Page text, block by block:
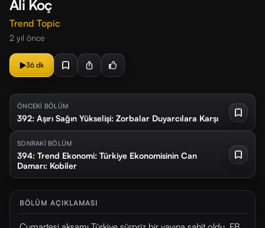
Ali Koç
Trend Topic
2 yıl önce
36 dk
ÖNCEKİ BÖLÜM
392: Aşırı Sağın Yükselişi: Zorbalar Duyarcılara Karşı
SONRAKİ BÖLÜM
394: Trend Ekonomi: Türkiye Ekonomisinin Can
Damarı: Kobiler
BÖLÜM AÇIKLAMASI